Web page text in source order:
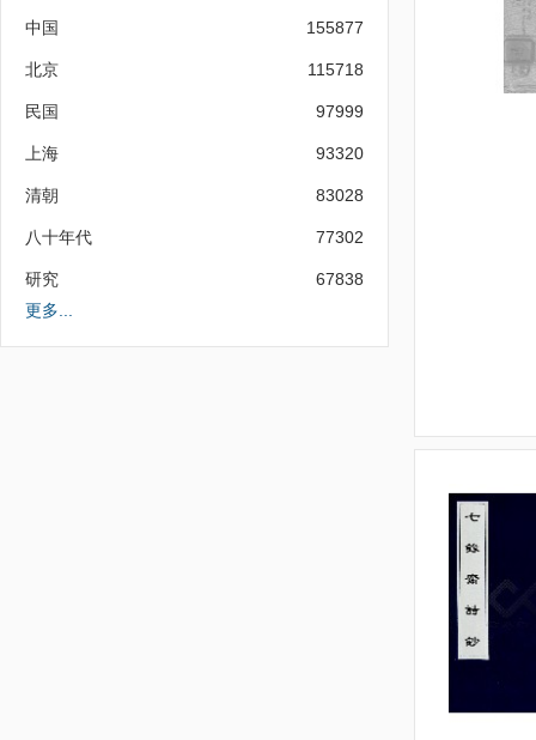
中国 155877
北京 115718
民国 97999
上海 93320
清朝 83028
八十年代 77302
研究
67838
更多...